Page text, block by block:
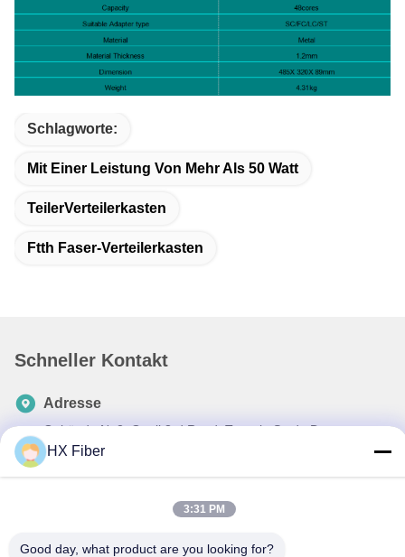
Schlagworte:
Mit Einer Leistung Von Mehr Als 50 Watt
TeilerVerteilerkasten
Ftth Faser-Verteilerkasten
Schneller Kontakt
Adresse
Gebäude Nr.2, Gaoli 3rd Road, Tangxia Stadt, Dongguan,
China
Tel
E-Mail
HX Fiber
3:31 PM
Good day, what product are you looking for?